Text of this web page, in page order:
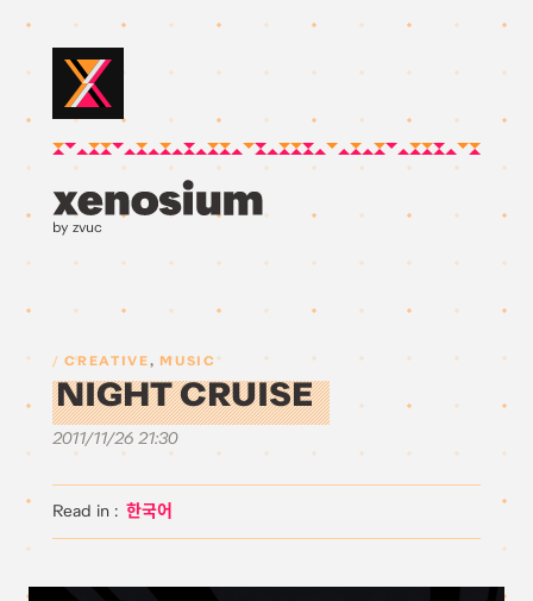
by zvuc
CREATIVE, MUSIC
NIGHT CRUISE
2011/11/26 21:30
한국어